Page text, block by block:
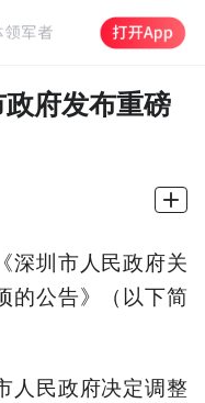
府发布重磅
深圳市人民政府关
的公告》（以下简
人民政府决定调整